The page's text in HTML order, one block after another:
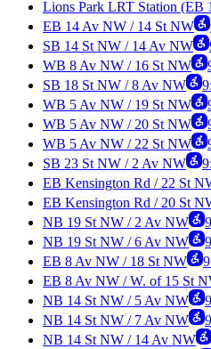
Lions Park LRT Station (EB
EB 14 Av NW / 14 St NW
SB 14 St NW / 14 Av NW
WB 8 Av NW / 16 St NW
SB 18 St NW / 8 Av NW
WB 5 Av NW / 19 St NW
WB 5 Av NW / 20 St NW
WB 5 Av NW / 22 St NW
SB 23 St NW / 2 Av NW
EB Kensington Rd / 22 St
EB Kensington Rd / 20 St
NB 19 St NW / 2 Av NW
NB 19 St NW / 6 Av NW
EB 8 Av NW / 18 St NW
EB 8 Av NW / W. of 15 St
NB 14 St NW / 5 Av NW
NB 14 St NW / 7 Av NW
NB 14 St NW / 14 Av NW